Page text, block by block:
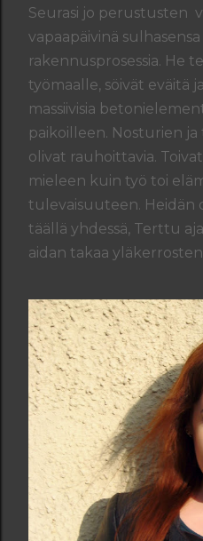
Seurasi jo perustusten
vapaapäivinä
rakennusprosessia. He
työmaalle, söivät eväitä
massiivisia
paikoilleen. Nosturien
olivat rauhoittavia.
mieleen kuin työ toi
tulevaisuuteen. Heidän
täällä yhdessä, Terttu
aidan takaa